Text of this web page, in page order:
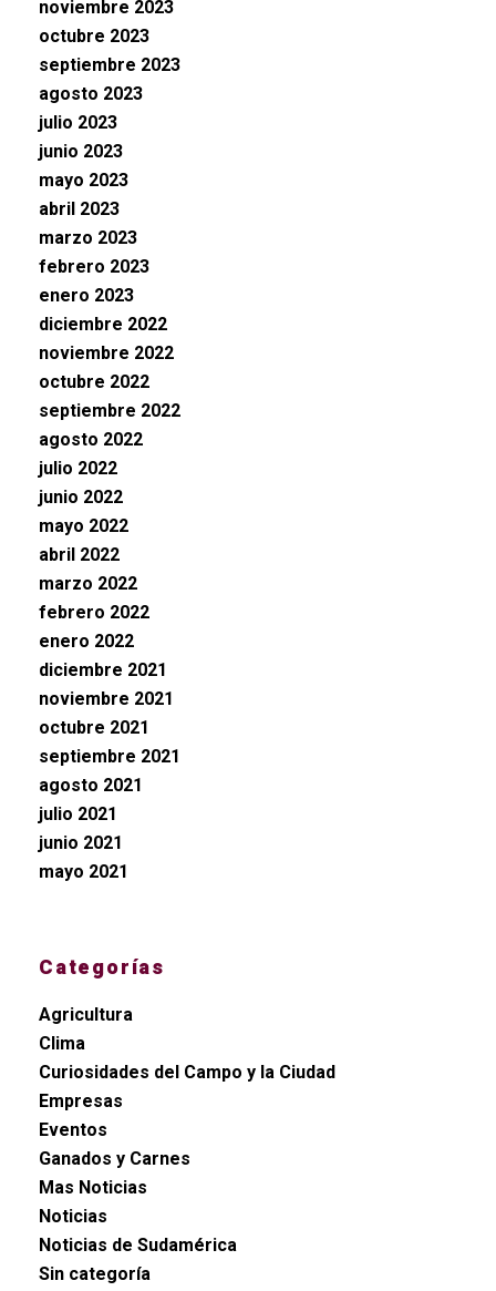
noviembre 2023
octubre 2023
septiembre 2023
agosto 2023
julio 2023
junio 2023
mayo 2023
abril 2023
marzo 2023
febrero 2023
enero 2023
diciembre 2022
noviembre 2022
octubre 2022
septiembre 2022
agosto 2022
julio 2022
junio 2022
mayo 2022
abril 2022
marzo 2022
febrero 2022
enero 2022
diciembre 2021
noviembre 2021
octubre 2021
septiembre 2021
agosto 2021
julio 2021
junio 2021
mayo 2021
Categorías
Agricultura
Clima
Curiosidades del Campo y la Ciudad
Empresas
Eventos
Ganados y Carnes
Mas Noticias
Noticias
Noticias de Sudamérica
Sin categoría